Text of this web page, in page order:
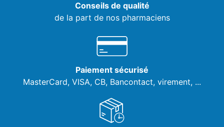
Conseils de qualité
de la part de nos pharmaciens
Paiement sécurisé
MasterCard, VISA, CB, Bancontact, virement, ...